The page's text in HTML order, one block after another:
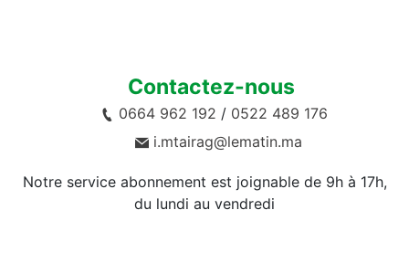
Contactez-nous
0664 962 192 / 0522 489 176
i.mtairag@lematin.ma
Notre service abonnement est joignable de 9h à 17h,
du lundi au vendredi